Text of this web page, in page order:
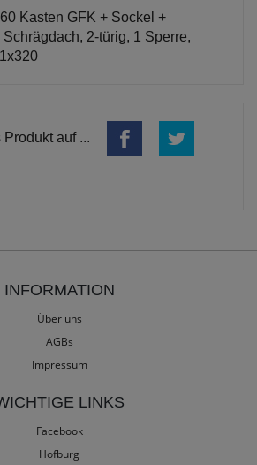
Kasten GFK + Sockel +
2-türig, 1 Sperre,
auf ...
INFORMATION
Über uns
AGBs
Impressum
LINKS
Facebook
Hofburg